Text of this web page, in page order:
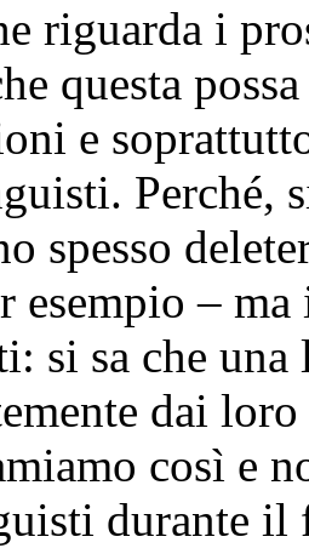
riguarda i
questa
e
Perché,
spesso
esempio –
si sa che
dai
così e
durante il